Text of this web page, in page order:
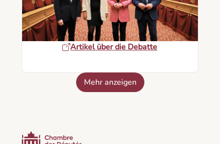
Artikel über die Debatte
Mehr anzeigen